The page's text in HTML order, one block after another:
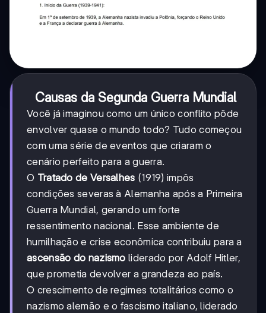
Causas da Segunda Guerra Mundial
Você já imaginou como um único conflito pôde
envolver quase o mundo todo? Tudo começou
com uma série de eventos que criaram o
cenário perfeito para a guerra.
O Tratado de Versalhes (1919) impôs
condições severas à Alemanha após a Primeira
Guerra Mundial, gerando um forte
ressentimento nacional. Esse ambiente de
humilhação e crise econômica contribuiu para a
ascensão do nazismo liderado por Adolf Hitler,
que prometia devolver a grandeza ao país.
O crescimento de regimes totalitários como o
nazismo alemão e o fascismo italiano, liderado